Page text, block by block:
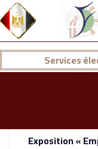
Services
Exposition «